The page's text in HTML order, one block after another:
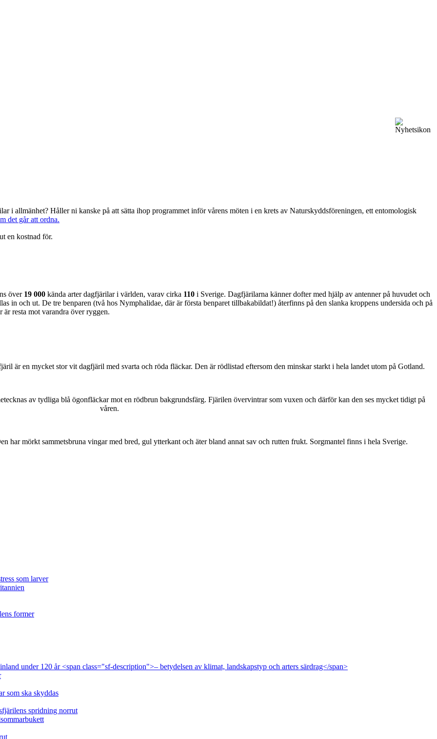
i allmänhet? Håller ni kanske på att sätta ihop programmet inför vårens möten i en krets av Naturskyddsföreningen, ett entomologisk
det går att ordna.
en kostnad för.
över 19 000 kända arter dagfjärilar i världen, varav cirka 110 i Sverige. Dagfjärilarna känner dofter med hjälp av antenner på huvudet och
in och ut. De tre benparen (två hos Nymphalidae, där är första benparet tillbakabildat!) återfinns på den slanka kroppens undersida och på
resta mot varandra över ryggen.
är en mycket stor vit dagfjäril med svarta och röda fläckar. Den är rödlistad eftersom den minskar starkt i hela landet utom på Gotland.
av tydliga blå ögonfläckar mot en rödbrun bakgrundsfärg. Fjärilen övervintrar som vuxen och därför kan den ses mycket tidigt på
våren.
har mörkt sammetsbruna vingar med bred, gul ytterkant och äter bland annat sav och rutten frukt. Sorgmantel finns i hela Sverige.
som larver
former
under 120 år <span class="sf-description">– betydelsen av klimat, landskapstyp och arters särdrag</span>
som ska skyddas
spridning norrut